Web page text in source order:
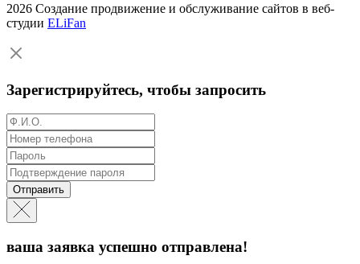
2026 Создание продвижение и обслуживание сайтов в веб-
студии ELiFan
Зарегистрируйтесь, чтобы запросить
Отправить
ваша заявка успешно отправлена!